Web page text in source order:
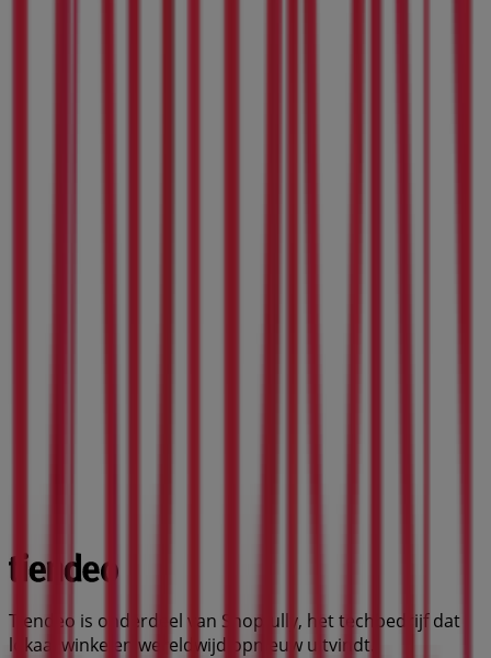
Tiendeo is onderdeel van Shopfully, het techbedrijf dat
lokaal winkelen wereldwijd opnieuw uitvindt.